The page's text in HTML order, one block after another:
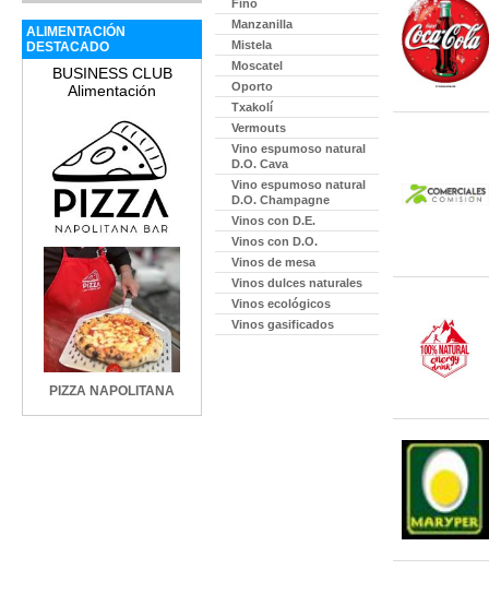
ALIMENTACIÓN
DESTACADO
BUSINESS CLUB
Alimentación
PIZZA NAPOLITANA
Fino
Manzanilla
Mistela
Moscatel
Oporto
Txakolí
Vermouts
Vino espumoso natural
D.O. Cava
Vino espumoso natural
D.O. Champagne
Vinos con D.E.
Vinos con D.O.
Vinos de mesa
Vinos dulces naturales
Vinos ecológicos
Vinos gasificados